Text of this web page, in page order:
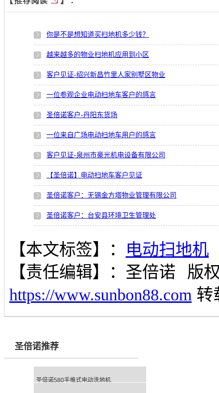
你是不是想知道买扫地机多少钱？
越来越多的物业扫地机应用到小区
客户见证-绍兴新昌竹里人家别墅区物业
一位参观企业电动扫地车客户的感言
圣倍诺客户-丹阳东货场
一位来自广场电动扫地车用户的感言
客户见证-泉州市豪光机电设备有限公司
【圣倍诺】电动扫地车客户见证
圣倍诺客户：无锡金方塔物业管理有限公司
圣倍诺客户：台安县环境卫生管理处
【本文标签】：
电动扫地机
【责任编辑】： 圣倍诺
版
https://www.sunbon88.com 转
圣倍诺推荐
圣倍诺580手推式电动洗地机